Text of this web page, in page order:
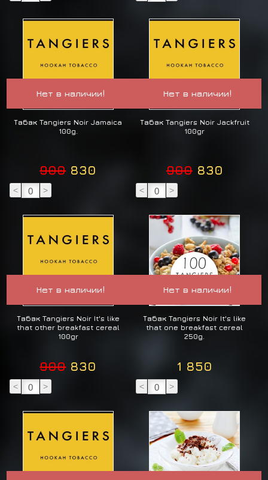
Нет в наличии!
Табак Tangiers Noir Jamaica
100g.
900 830
< >
Нет в наличии!
Табак Tangiers Noir Jackfruit
100gr
900 830
< >
Нет в наличии!
Табак Tangiers Noir It's like
that other breakfast cereal
100gr
900 830
< >
Нет в наличии!
Табак Tangiers Noir It's like
that one breakfast cereal
250g.
1 850
< >